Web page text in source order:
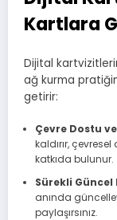
Kartlara
Dijital
ağ kurma
getirir:
Çevre Dostu
kaldırır,
katkıda bulunur.
Sürekli Güncel
anında
paylaşırsınız.